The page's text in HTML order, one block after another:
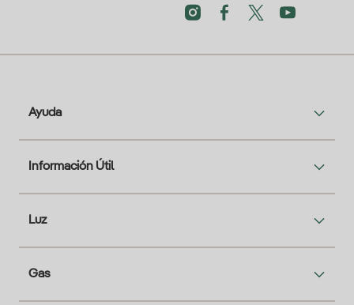
Ayuda
Información Útil
Luz
Gas